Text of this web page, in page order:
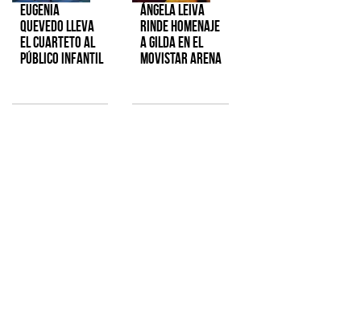
Eugenia
Quevedo lleva
el cuarteto al
público infantil
Ángela Leiva
rinde homenaje
a Gilda en el
Movistar Arena